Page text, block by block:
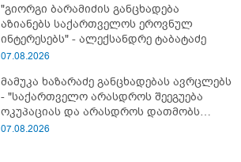
ბარამიძე კი ტყუის"
"გიორგი ბარამიძის განცხადება
აზიანებს საქართველოს ეროვნულ
ინტერესებს" - ალექსანდრე ტაბატაძე
07.08.2026
მამუკა ხაზარაძე განცხადებას ავრცლებს
- "საქართველო არასდროს შეეგუება
ოკუპაციას და არასდროს დათმობს
თავისუფლებას!"
07.08.2026